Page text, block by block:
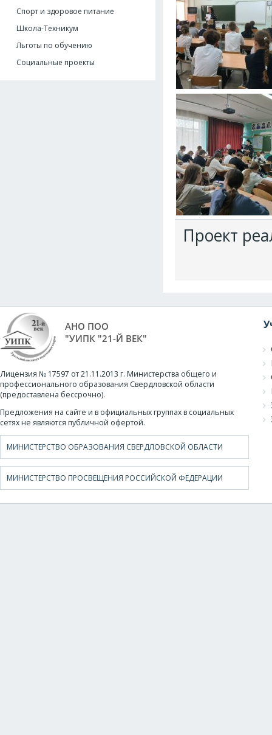
Спорт и здоровое питание
Школа-Техникум
Льготы по обучению
Социальные проекты
Проект
АНО ПОО
"УИПК "21-Й ВЕК"
Лицензия № 17597 от 21.11.2013 г. Министерства общего и
профессионального образования Свердловской области
(предоставлена бессрочно).
Предложения на сайте и в официальных группах в социальных
сетях не являются публичной офертой.
МИНИСТЕРСТВО ОБРАЗОВАНИЯ СВЕРДЛОВСКОЙ ОБЛАСТИ
МИНИСТЕРСТВО ПРОСВЕЩЕНИЯ РОССИЙСКОЙ ФЕДЕРАЦИИ